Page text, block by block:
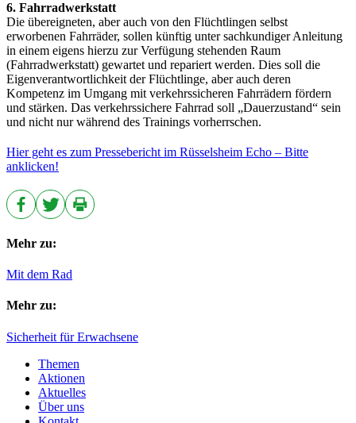
6. Fahrradwerkstatt
Die übereigneten, aber auch von den Flüchtlingen selbst
erworbenen Fahrräder, sollen künftig unter sachkundiger Anleitung
in einem eigens hierzu zur Verfügung stehenden Raum
(Fahrradwerkstatt) gewartet und repariert werden. Dies soll die
Eigenverantwortlichkeit der Flüchtlinge, aber auch deren
Kompetenz im Umgang mit verkehrssicheren Fahrrädern fördern
und stärken. Das verkehrssichere Fahrrad soll „Dauerzustand“ sein
und nicht nur während des Trainings vorherrschen.
Hier geht es zum Pressebericht im Rüsselsheim Echo – Bitte
anklicken!
Mehr zu:
Mit dem Rad
Mehr zu:
Sicherheit für Erwachsene
Themen
Aktionen
Aktuelles
Über uns